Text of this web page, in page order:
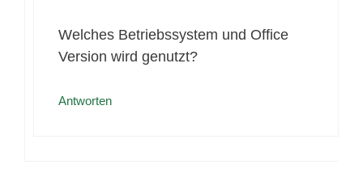
Welches Betriebssystem und Office
Version wird genutzt?
Antworten